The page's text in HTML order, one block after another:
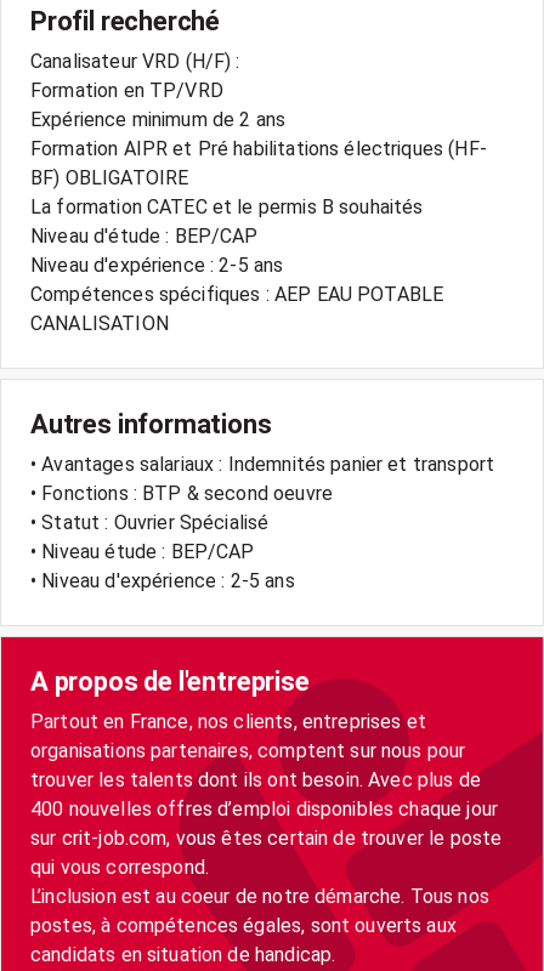
Profil recherché
Canalisateur VRD (H/F) :
Formation en TP/VRD
Expérience minimum de 2 ans
Formation AIPR et Pré habilitations électriques (HF-
BF) OBLIGATOIRE
La formation CATEC et le permis B souhaités
Niveau d'étude : BEP/CAP
Niveau d'expérience : 2-5 ans
Compétences spécifiques : AEP EAU POTABLE
CANALISATION
Autres informations
• Avantages salariaux : Indemnités panier et transport
• Fonctions : BTP & second oeuvre
• Statut : Ouvrier Spécialisé
• Niveau étude : BEP/CAP
• Niveau d'expérience : 2-5 ans
A propos de l'entreprise
Partout en France, nos clients, entreprises et
organisations partenaires, comptent sur nous pour
trouver les talents dont ils ont besoin. Avec plus de
400 nouvelles offres d’emploi disponibles chaque jour
sur crit-job.com, vous êtes certain de trouver le poste
qui vous correspond.
L’inclusion est au coeur de notre démarche. Tous nos
postes, à compétences égales, sont ouverts aux
candidats en situation de handicap.